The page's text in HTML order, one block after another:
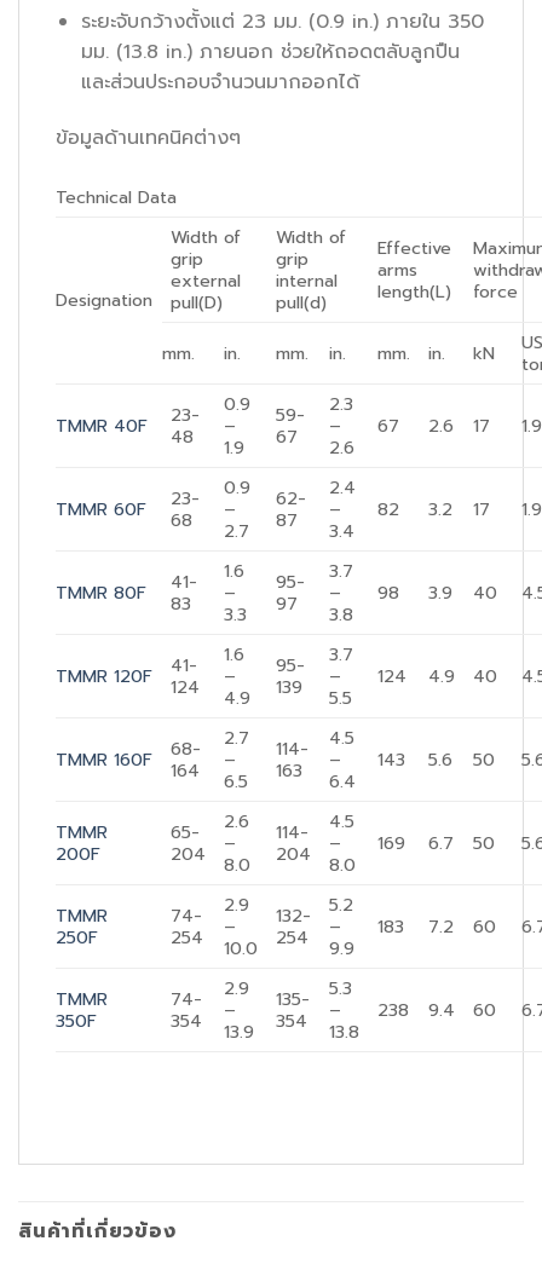
ระยะจับกว้างตั้งแต่ 23 มม. (0.9 in.) ภายใน 350
มม. (13.8 in.) ภายนอก ช่วยให้ถอดตลับลูกปืน
และส่วนประกอบจำนวนมากออกได้
ข้อมูลด้านเทคนิคต่างๆ
Technical Data
Designation
Width of
grip
external
pull(D)
Width of
grip
internal
pull(d)
Effective
arms
length(L)
force
mm. in. mm. in. mm. in. kN
TMMR 40F
23-
48
0.9
–
1.9
59-
67
2.3
–
2.6
67 2.6 17 1.9
TMMR 60F
23-
68
0.9
–
2.7
62-
87
2.4
–
3.4
82 3.2 17 1.9
TMMR 80F
41-
83
1.6
–
3.3
95-
97
3.7
–
3.8
98 3.9 40
TMMR 120F
41-
124
1.6
–
4.9
95-
139
3.7
–
5.5
124 4.9 40
TMMR 160F
68-
164
2.7
–
6.5
114-
163
4.5
–
6.4
143 5.6 50
TMMR
200F
65-
204
2.6
–
8.0
114-
204
4.5
–
8.0
169 6.7 50
TMMR
250F
74-
254
2.9
–
10.0
132-
254
5.2
–
9.9
183 7.2 60
TMMR
350F
74-
354
2.9
–
13.9
135-
354
5.3
–
13.8
238 9.4 60
สินค้าที่เกี่ยวข้อง